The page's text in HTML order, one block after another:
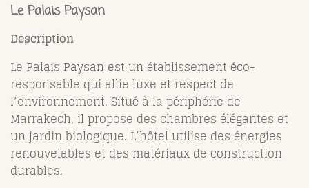
Le Palais Paysan
Description
Le Palais Paysan est un établissement éco-
responsable qui allie luxe et respect de
l’environnement. Situé à la périphérie de
Marrakech, il propose des chambres élégantes et
un jardin biologique. L’hôtel utilise des énergies
renouvelables et des matériaux de construction
durables.